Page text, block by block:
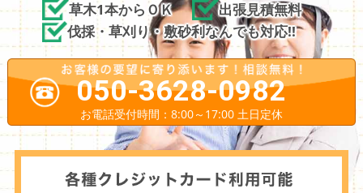
草木1本からＯＫ
出張見積無料
伐採・草刈り・敷砂利なんでも対応!!
050-3628-0982
お電話受付時間：8:00～17:00 土日定休